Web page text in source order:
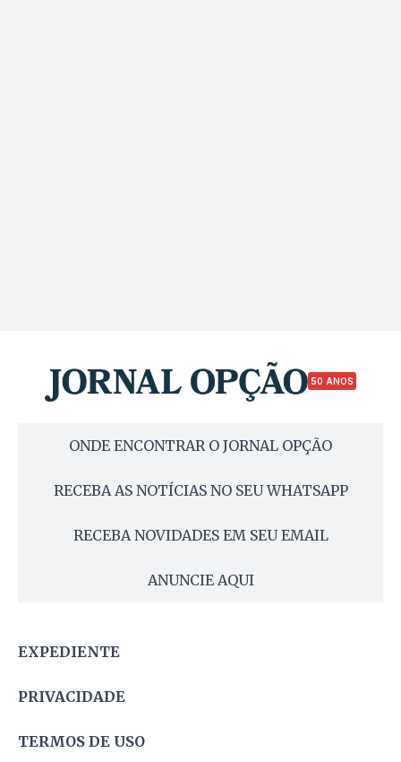
50 ANOS
ONDE ENCONTRAR O JORNAL OPÇÃO
RECEBA AS NOTÍCIAS NO SEU WHATSAPP
RECEBA NOVIDADES EM SEU EMAIL
ANUNCIE AQUI
EXPEDIENTE
PRIVACIDADE
TERMOS DE USO